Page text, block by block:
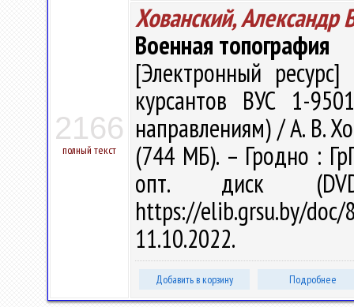
2166
полный текст
Хованский, Александр
Военная топография
[Электронный
курсантов ВУС 1-
направлениям) / А. В.
(744 МБ). – Гродно :
опт. диск
https://elib.grsu.by/
11.10.2022.
Добавить в корзину Подробнее